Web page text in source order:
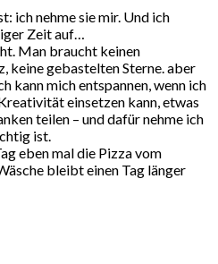
ich nehme sie mir. Und ich
Zeit auf…
Man braucht keinen
keine gebastelten Sterne. aber
kann mich entspannen, wenn ich
einsetzen kann, etwas
teilen – und dafür nehme ich
ist.
eben mal die Pizza vom
bleibt einen Tag länger